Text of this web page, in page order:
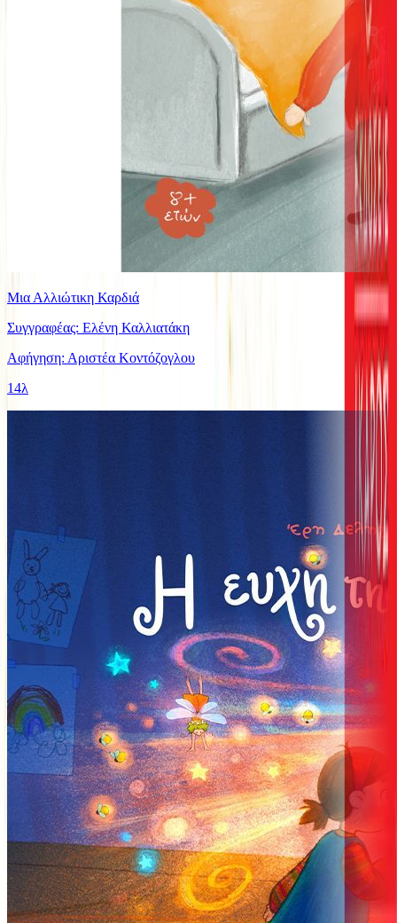
Μια Αλλιώτικη Καρδιά
Συγγραφέας: Ελένη Καλλιατάκη
Αφήγηση: Αριστέα Κοντόζογλου
14λ